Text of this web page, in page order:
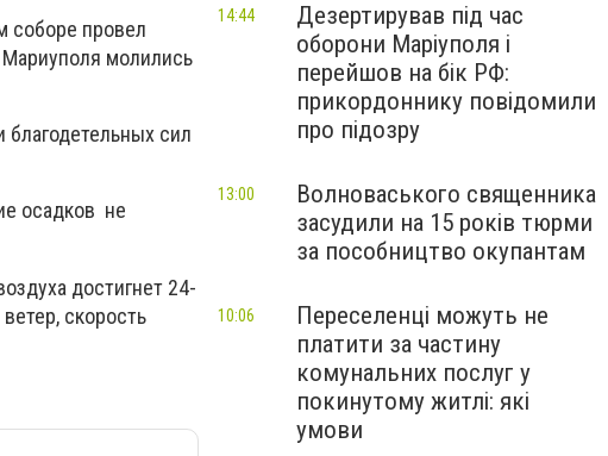
соборе провел
молились
сил
осадков не
достигнет 24-
скорость
Дезертирував під час
оборони Маріуполя і
перейшов на бік РФ:
прикордоннику повідомили
про підозру
14:44
Волноваського священника
засудили на 15 років тюрми
за пособництво окупантам
13:00
Переселенці можуть не
платити за частину
комунальних послуг у
покинутому житлі: які
умови
10:06